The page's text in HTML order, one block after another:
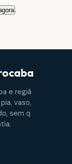
.
e regiã
vaso,
sem q